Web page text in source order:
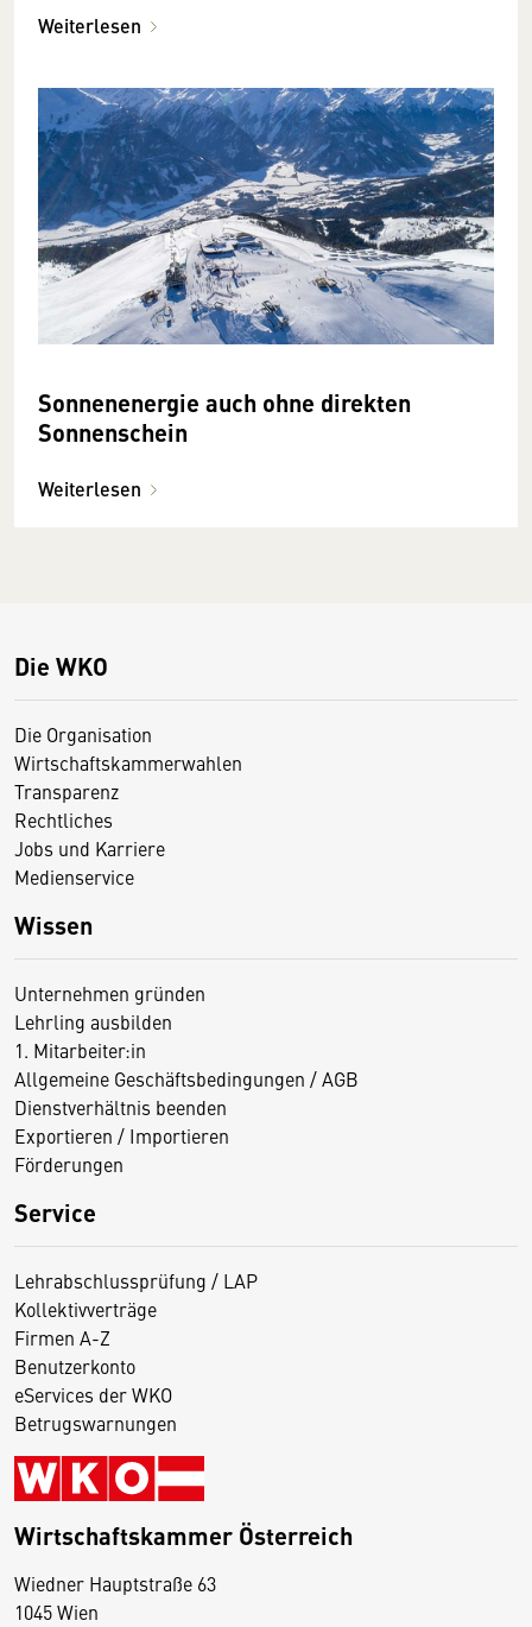
Weiterlesen
Sonnenenergie auch ohne direkten
Sonnenschein
Weiterlesen
Die WKO
Die Organisation
Wirtschaftskammerwahlen
Transparenz
Rechtliches
Jobs und Karriere
Medienservice
Wissen
Unternehmen gründen
Lehrling ausbilden
1. Mitarbeiter:in
Allgemeine Geschäftsbedingungen / AGB
Dienstverhältnis beenden
Exportieren / Importieren
Förderungen
Service
Lehrabschlussprüfung / LAP
Kollektivverträge
Firmen A-Z
Benutzerkonto
eServices der WKO
Betrugswarnungen
Wirtschaftskammer Österreich
Wiedner Hauptstraße 63
1045 Wien
D